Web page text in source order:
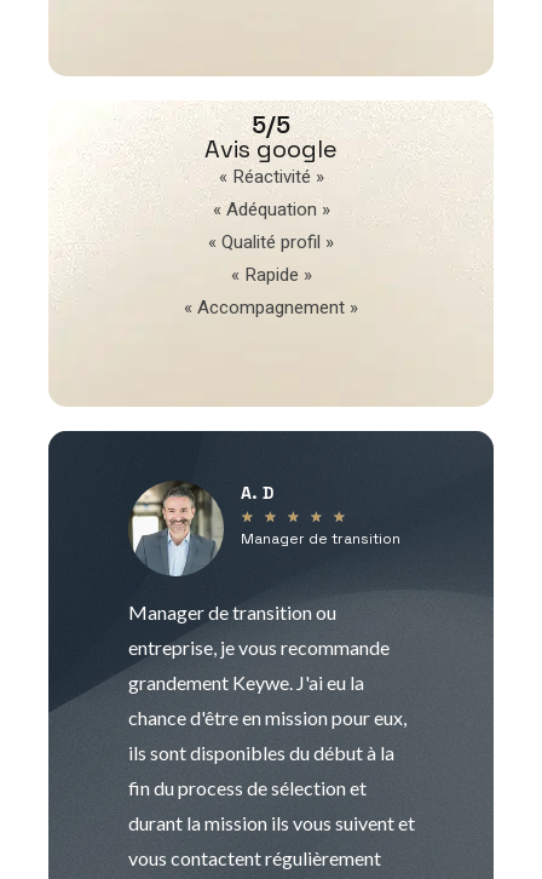
5/5
Avis google
« Réactivité »
« Adéquation »
« Qualité profil »
« Rapide »
« Accompagnement »
A. D
★ ★ ★ ★ ★
Manager de transition
Manager de transition ou
entreprise, je vous recommande
grandement Keywe. J'ai eu la
chance d'être en mission pour eux,
ils sont disponibles du début à la
fin du process de sélection et
durant la mission ils vous suivent et
vous contactent régulièrement